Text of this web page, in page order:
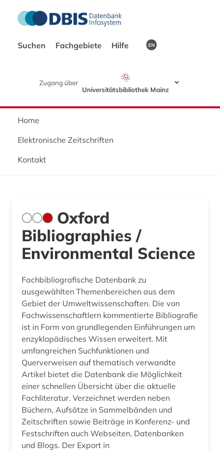
Suchen Fachgebiete Hilfe EN
Zugang über
Universitätsbibliothek Mainz
Home
Elektronische Zeitschriften
Kontakt
Oxford
Bibliographies /
Environmental Science
Fachbibliografische Datenbank zu
ausgewählten Themenbereichen aus dem
Gebiet der Umweltwissenschaften. Die von
Fachwissenschaftlern kommentierte Bibliografie
ist in Form von grundlegenden Einführungen um
enzyklopädisches Wissen erweitert. Mit
umfangreichen Suchfunktionen und
Querverweisen auf thematisch verwandte
Artikel bietet die Datenbank die Möglichkeit
einer schnellen Übersicht über die aktuelle
Fachliteratur. Verzeichnet werden neben
Büchern, Aufsätze in Sammelbänden und
Zeitschriften sowie Beiträge in Konferenz- und
Festschriften auch Webseiten, Datenbanken
und Blogs. Der Export in